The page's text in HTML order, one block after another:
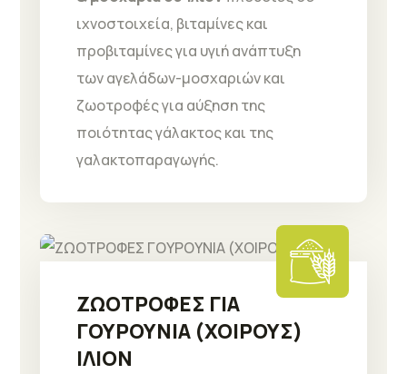
ιχνοστοιχεία, βιταμίνες και
προβιταμίνες για υγιή ανάπτυξη
των αγελάδων-μοσχαριών και
ζωοτροφές για αύξηση της
ποιότητας γάλακτος και της
γαλακτοπαραγωγής.
ΖΩΟΤΡΟΦΕΣ ΓΙΑ
ΓΟΥΡΟΥΝΙΑ (ΧΟΙΡΟΥΣ)
ΙΛΙΟΝ